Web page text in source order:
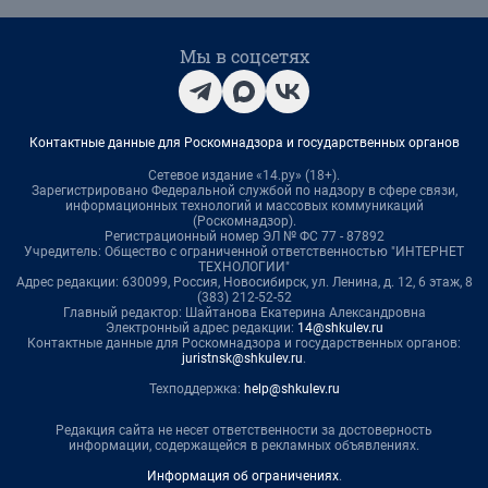
Мы в соцсетях
Контактные данные для Роскомнадзора и государственных органов
Сетевое издание «14.ру» (18+).
Зарегистрировано Федеральной службой по надзору в сфере связи,
информационных технологий и массовых коммуникаций
(Роскомнадзор).
Регистрационный номер ЭЛ № ФС 77 - 87892
Учредитель: Общество с ограниченной ответственностью "ИНТЕРНЕТ
ТЕХНОЛОГИИ"
Адрес редакции: 630099, Россия, Новосибирск, ул. Ленина, д. 12, 6 этаж, 8
(383) 212-52-52
Главный редактор: Шайтанова Екатерина Александровна
Электронный адрес редакции: 14@shkulev.ru
Контактные данные для Роскомнадзора и государственных органов:
juristnsk@shkulev.ru.
Техподдержка: help@shkulev.ru
Редакция сайта не несет ответственности за достоверность
информации, содержащейся в рекламных объявлениях.
Информация об ограничениях.